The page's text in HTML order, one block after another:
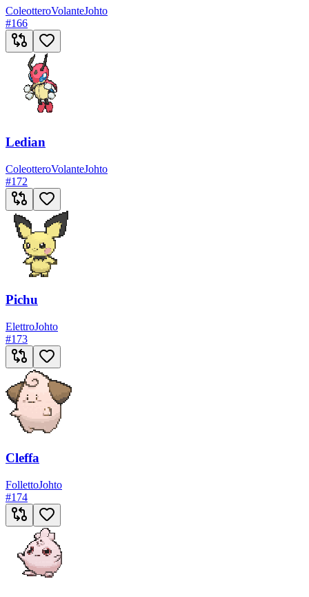
ColeotteroVolanteJohto
#166
Ledian
ColeotteroVolanteJohto
#172
Pichu
ElettroJohto
#173
Cleffa
FollettoJohto
#174